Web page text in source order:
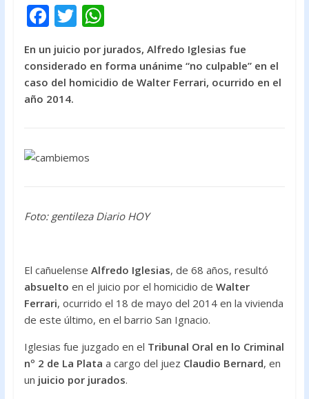
F
ac
e
b
o
k
T
itt
er
W
h
at
s
En un juicio por jurados, Alfredo Iglesias fue
considerado en forma unánime “no culpable” en el
caso del homicidio de Walter Ferrari, ocurrido en el
año 2014.
Foto: gentileza Diario HOY
El cañuelense Alfredo Iglesias, de 68 años, resultó
absuelto en el juicio por el homicidio de Walter
Ferrari, ocurrido el 18 de mayo del 2014 en la vivienda
de este último, en el barrio San Ignacio.
Iglesias fue juzgado en el Tribunal Oral en lo Criminal
nº 2 de La Plata a cargo del juez Claudio Bernard, en
un juicio por jurados.